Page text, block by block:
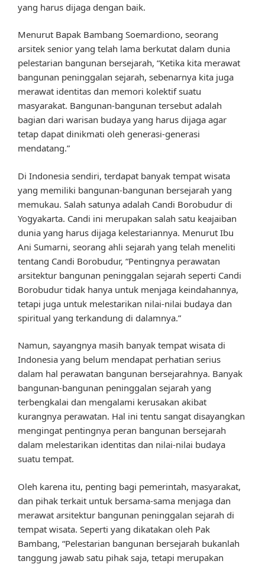
yang harus dijaga dengan baik.
Menurut Bapak Bambang Soemardiono, seorang
arsitek senior yang telah lama berkutat dalam dunia
pelestarian bangunan bersejarah, “Ketika kita merawat
bangunan peninggalan sejarah, sebenarnya kita juga
merawat identitas dan memori kolektif suatu
masyarakat. Bangunan-bangunan tersebut adalah
bagian dari warisan budaya yang harus dijaga agar
tetap dapat dinikmati oleh generasi-generasi
mendatang.”
Di Indonesia sendiri, terdapat banyak tempat wisata
yang memiliki bangunan-bangunan bersejarah yang
memukau. Salah satunya adalah Candi Borobudur di
Yogyakarta. Candi ini merupakan salah satu keajaiban
dunia yang harus dijaga kelestariannya. Menurut Ibu
Ani Sumarni, seorang ahli sejarah yang telah meneliti
tentang Candi Borobudur, “Pentingnya perawatan
arsitektur bangunan peninggalan sejarah seperti Candi
Borobudur tidak hanya untuk menjaga keindahannya,
tetapi juga untuk melestarikan nilai-nilai budaya dan
spiritual yang terkandung di dalamnya.”
Namun, sayangnya masih banyak tempat wisata di
Indonesia yang belum mendapat perhatian serius
dalam hal perawatan bangunan bersejarahnya. Banyak
bangunan-bangunan peninggalan sejarah yang
terbengkalai dan mengalami kerusakan akibat
kurangnya perawatan. Hal ini tentu sangat disayangkan
mengingat pentingnya peran bangunan bersejarah
dalam melestarikan identitas dan nilai-nilai budaya
suatu tempat.
Oleh karena itu, penting bagi pemerintah, masyarakat,
dan pihak terkait untuk bersama-sama menjaga dan
merawat arsitektur bangunan peninggalan sejarah di
tempat wisata. Seperti yang dikatakan oleh Pak
Bambang, “Pelestarian bangunan bersejarah bukanlah
tanggung jawab satu pihak saja, tetapi merupakan